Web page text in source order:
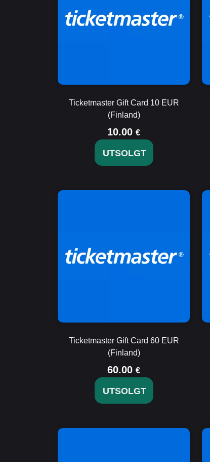
Ticketmaster Gift Card 10 EUR
(Finland)
10.00 €
UTSOLGT
Ticketmaster Gift Card 60 EUR
(Finland)
60.00 €
UTSOLGT